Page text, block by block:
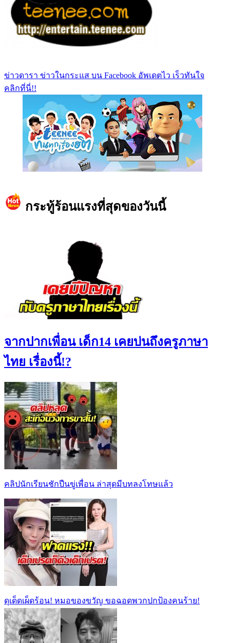
ข่าวดารา ข่าวในกระแส บน Facebook อัพเดตไว เร็วทันใจ
คลิกที่นี่!!
กระทู้ร้อนแรงที่สุดของวันนี้
จากปากเพื่อน เด็ก14 เคยบ่นถึงครูภาษา
ไทย เรื่องนี้!?
คลิปนักเรียนชักปืนขู่เพื่อน ล่าสุดมีบทลงโทษแล้ว
ดุเด็ดเผ็ดร้อน! หมอของขวัญ ขอฉอดพวกปกป้องคนร้าย!